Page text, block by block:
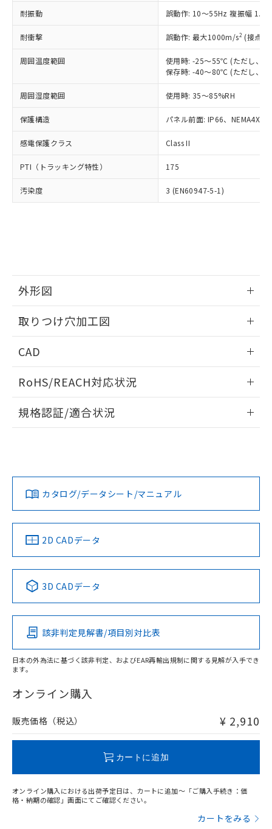
耐振動 誤動作: 10～55Hz 複振幅
耐衝撃 誤動作: 最大1000m/s2 (接点
周囲温度範囲
使用時: -25～55℃ (ただし、氷
保存時: -40～80℃ (ただし、氷
周囲湿度範囲 使用時: 35～85%RH
保護構造 パネル前面: IP66、NEMA4X,
感電保護クラス Class II
PTI（トラッキング特性） 175
汚染度 3 (EN60947-5-1)
外形図
取りつけ穴加工図
CAD
ドすることができます。
ログイン/会員登録
ダウンロードデータをご利用いただく前に、以下を必ずお読
みください。
ソフトウェアの使用条件
RoHS/REACH対応状況
EU RoHS 注意事項・凡例
対応済み
中国 RoHS 注意事項・凡例
Pb Hg Cd Cr(VI)
O
在庫等で未対応品が混在する可能性があります。
問い合わせください。
規格認証/適合状況
LR型式承認
（イギリス
船舶規格）
DNV型式承認
（ノルウェー
BV型式承認
（フランス
KR型式
（韓国
No No No No
この製品の規格認証/適合状況ページへ
その他の認証はこちらのページからご検索ください
カタログ/データシート/マニュアル
2D CADデータ
3D CADデータ
該非判定見解書/項目別対比表
日本の外為法に基づく該非判定、およびEAR再輸出規制に関する見解が入手でき
ます。
オンライン購入
販売価格（税込） ¥ 2,910
カートに追加
オンライン購入における出荷予定日は、カートに追加～「ご購入手続き：価
格・納期の確認」画面にてご確認ください。
カートをみる
正式な納期状況および標準価格はお客
様のお取引先、またはお客様担当のオ
ムロン制御機器販売店・当社販売員に
オムロン制御機器販売店や当社販売拠
販売ネットワーク
」をご確認
在庫状況および標準価格結果を当社の
示しないようお願いします。
マイパーツ機能（部品リスト作成サー
ビス）をご利用いただくには、I-Web
メンバーズにご登録されている必要が
お客様が当ウェブサイト上で当社にご
登録された部品リストについて、当社
の共同利用に関して"
の「1.共同利
指します。
ルベンジル（BBP） 1000ppm以下、フタル酸ジブチル
（DBP） 1000ppm以下、フタル酸ジイソブチル
但し、RoHS指令で産業用監視および制御機器に対する
フタル酸エステル類の４物質については閾値を超える意
図的な使用がないことを確認しています。
部品在庫の切り替え状況などにより、予定
月が前後することがあります。
※3 非含有証明書ダウンロード
51物質の非含有証明書（当社基準）
※本証明書は発行日時点で非含有を証明す
るもので、過去に遡って非含有を証明する
また、RoHS指令のフタル酸エステル類４
物質の対応では、対応完了までの期間は出
既に当社にて対応品への在庫切替を完了
していることから、特段のことがない限
り、2022年1月12日より割愛しておりま
す。
DBP(フタル酸ジブチル) : 1000ppm、 DIBP(フタル酸ジ
イソブチル) : 1000ppm、 BBP(フタル酸ブチルベンジ
「ｅ」：有害物質（10物質）のすべてが基
準値以下であることを示します。
「10」：通常の使用状況下において有害物
質が外部に漏えいし、環境に深刻な影響を
及ぼさない年数を意味します。
「－」：未確認です。当社販売部門へお問
全に破砕するなど、違法に輸出されな
いよう必要な手段を講じます。
当社は貴社製品を、核兵器、ミサイ
ル、化学兵器、生物兵器またはその他
武器並びにこれらの製造装置等に一切
当社は、貴社製品を第三者に販売する
場合は、上記1、2および3の内容を当
該第三者に通知します。また当社は、
販売先および販売に係わる関係者が違
法に輸出するおそれがある場合は、取
－
在庫なし(最新の在庫状況につ
いては、お客様のお取引先、ま
たはお客様担当のオムロン制御
機器販売店・当社販売員にご確
空
受注生産機種、また在庫状況の
情報を公開していない機種